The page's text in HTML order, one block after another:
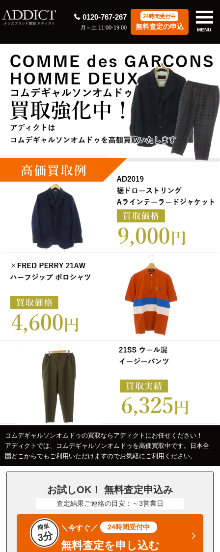
0120-767-267
月～土 11:00-19:00
24時間受付中
無料査定の申込 MENU
コムデギャルソンオムドゥの買取ならアディクトにお任せください！
アディクトでは、コムデギャルソンオムドゥを高価買取中です。日本全
国どこからでもご利用いただけますのでお気軽にご利用ください。
お試しOK！ 無料査定申込み
査定結果ご連絡の目安：～3営業日
簡単
3分
＼今すぐ／ 24時間受付中
無料査定を申し込む